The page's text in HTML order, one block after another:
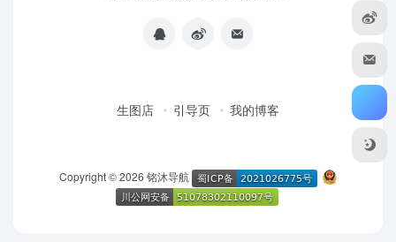
生图店 引导页 我的博客
Copyright © 2026 铭沐导航